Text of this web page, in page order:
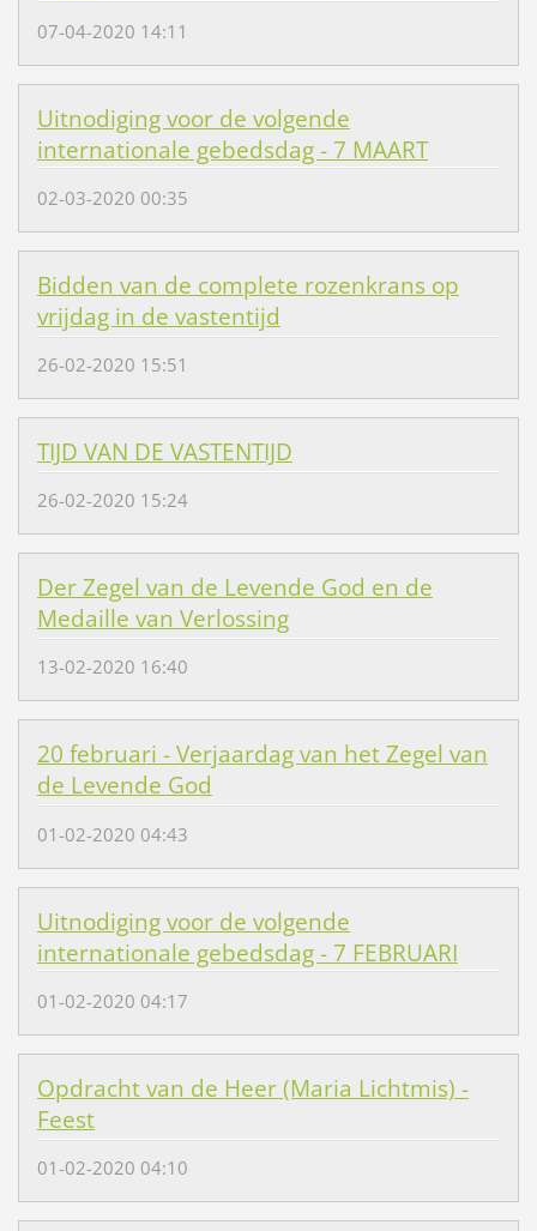
07-04-2020 14:11
Uitnodiging voor de volgende
internationale gebedsdag - 7 MAART
02-03-2020 00:35
Bidden van de complete rozenkrans op
vrijdag in de vastentijd
26-02-2020 15:51
TIJD VAN DE VASTENTIJD
26-02-2020 15:24
Der Zegel van de Levende God en de
Medaille van Verlossing
13-02-2020 16:40
20 februari - Verjaardag van het Zegel van
de Levende God
01-02-2020 04:43
Uitnodiging voor de volgende
internationale gebedsdag - 7 FEBRUARI
01-02-2020 04:17
Opdracht van de Heer (Maria Lichtmis) -
Feest
01-02-2020 04:10